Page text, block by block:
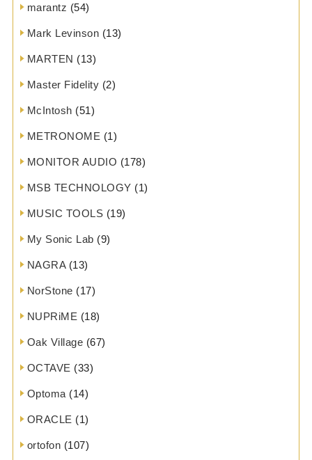
marantz (54)
Mark Levinson (13)
MARTEN (13)
Master Fidelity (2)
McIntosh (51)
METRONOME (1)
MONITOR AUDIO (178)
MSB TECHNOLOGY (1)
MUSIC TOOLS (19)
My Sonic Lab (9)
NAGRA(13)
NorStone (17)
NUPRiME (18)
Oak Village (67)
OCTAVE (33)
Optoma (14)
ORACLE (1)
ortofon (107)